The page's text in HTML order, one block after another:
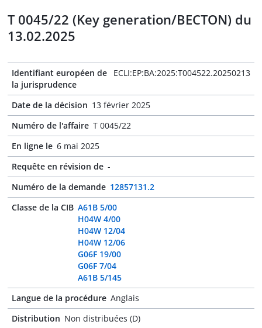
T 0045/22 (Key generation/BECTON) du
13.02.2025
Identifiant européen de
la jurisprudence
ECLI:EP:BA:2025:T004522.20250213
Date de la décision 13 février 2025
Numéro de l'affaire T 0045/22
En ligne le 6 mai 2025
Requête en révision de -
Numéro de la demande 12857131.2
Classe de la CIB A61B 5/00
H04W 4/00
H04W 12/04
H04W 12/06
G06F 19/00
G06F 7/04
A61B 5/145
Langue de la procédure Anglais
Distribution Non distribuées (D)